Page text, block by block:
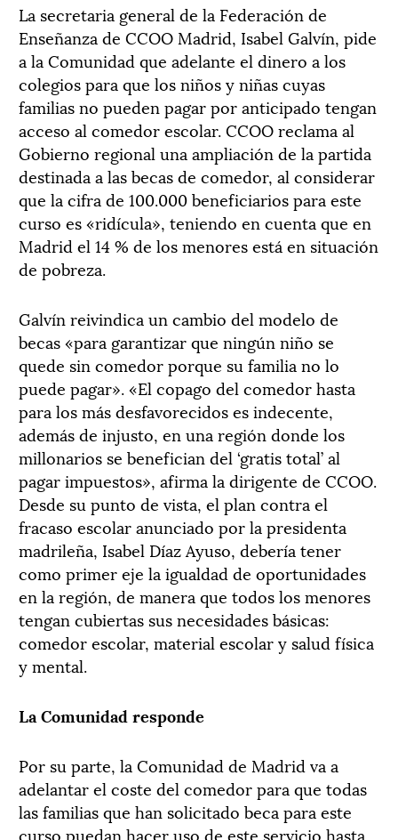
La secretaria general de la Federación de
Enseñanza de CCOO Madrid, Isabel Galvín, pide
a la Comunidad que adelante el dinero a los
colegios para que los niños y niñas cuyas
familias no pueden pagar por anticipado tengan
acceso al comedor escolar. CCOO reclama al
Gobierno regional una ampliación de la partida
destinada a las becas de comedor, al considerar
que la cifra de 100.000 beneficiarios para este
curso es «ridícula», teniendo en cuenta que en
Madrid el 14 % de los menores está en situación
de pobreza.
Galvín reivindica un cambio del modelo de
becas «para garantizar que ningún niño se
quede sin comedor porque su familia no lo
puede pagar». «El copago del comedor hasta
para los más desfavorecidos es indecente,
además de injusto, en una región donde los
millonarios se benefician del ‘gratis total’ al
pagar impuestos», afirma la dirigente de CCOO.
Desde su punto de vista, el plan contra el
fracaso escolar anunciado por la presidenta
madrileña, Isabel Díaz Ayuso, debería tener
como primer eje la igualdad de oportunidades
en la región, de manera que todos los menores
tengan cubiertas sus necesidades básicas:
comedor escolar, material escolar y salud física
y mental.
La Comunidad responde
Por su parte, la Comunidad de Madrid va a
adelantar el coste del comedor para que todas
las familias que han solicitado beca para este
curso puedan hacer uso de este servicio hasta